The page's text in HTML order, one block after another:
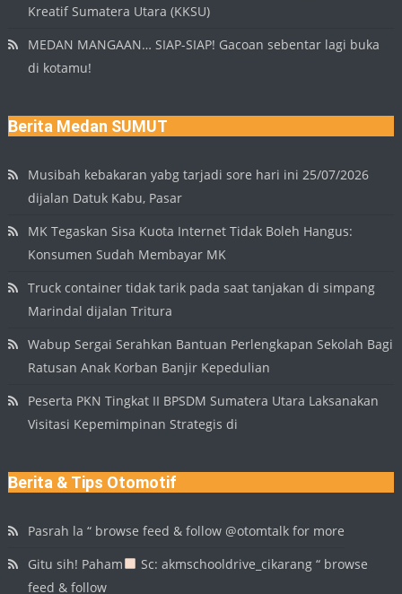
Kreatif Sumatera Utara (KKSU)
MEDAN MANGAAN… SIAP-SIAP! Gacoan sebentar lagi buka
di kotamu!
Berita Medan SUMUT
Musibah kebakaran yabg tarjadi sore hari ini 25/07/2026
dijalan Datuk Kabu, Pasar
MK Tegaskan Sisa Kuota Internet Tidak Boleh Hangus:
Konsumen Sudah Membayar MK
Truck container tidak tarik pada saat tanjakan di simpang
Marindal dijalan Tritura
Wabup Sergai Serahkan Bantuan Perlengkapan Sekolah Bagi
Ratusan Anak Korban Banjir Kepedulian
Peserta PKN Tingkat II BPSDM Sumatera Utara Laksanakan
Visitasi Kepemimpinan Strategis di
Berita & Tips Otomotif
Pasrah la “ browse feed & follow @otomtalk for more
Gitu sih! Paham
Sc: akmschooldrive_cikarang “ browse
feed & follow